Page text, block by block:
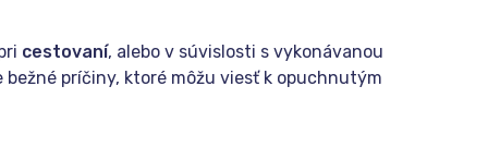
cestovaní, alebo v súvislosti s vykonávanou
bežné príčiny, ktoré môžu viesť k opuchnutým